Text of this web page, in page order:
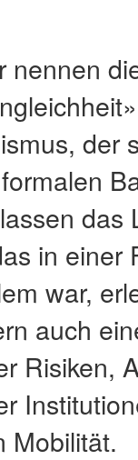
nennen
der
in einer
war,
auch
Risiken,
Mobilität.